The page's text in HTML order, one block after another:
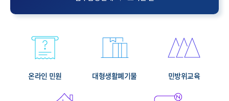
온라인 민원 대형생활폐기물 민방위교육